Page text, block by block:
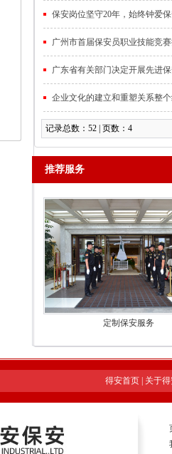
保安岗位坚守20年，始终钟爱
广州市首届保安员职业技能竞
广东省有关部门决定开展先进
企业文化的建立和重塑关系整
记录总数：52 | 页数：4
推荐服务
定制保安服务
得安首页| 关于得